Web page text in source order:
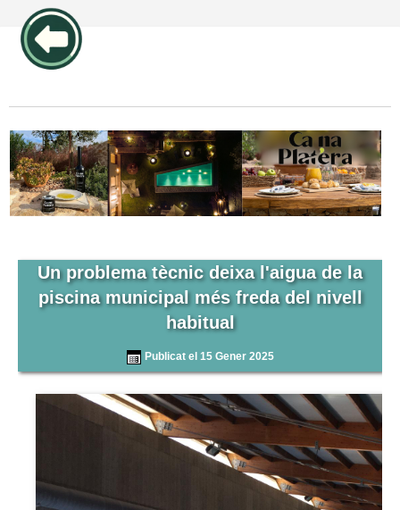
Un problema tècnic deixa l'aigua de la
piscina municipal més freda del nivell
habitual
Publicat el 15 Gener 2025